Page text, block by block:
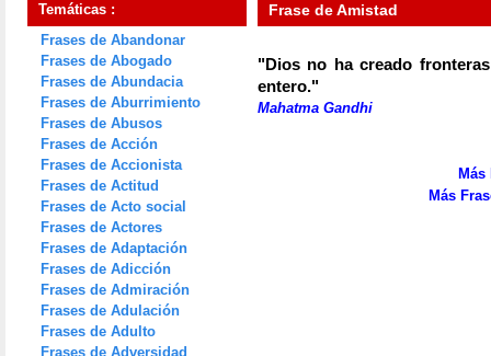
Temáticas :
Frases de Abandonar
Frases de Abogado
Frases de Abundacia
Frases de Aburrimiento
Frases de Abusos
Frases de Acción
Frases de Accionista
Frases de Actitud
Frases de Acto social
Frases de Actores
Frases de Adaptación
Frases de Adicción
Frases de Admiración
Frases de Adulación
Frases de Adulto
Frases de Adversidad
Frase de Amistad
"Dios no ha creado
entero."
Mahatma Gandhi
Más